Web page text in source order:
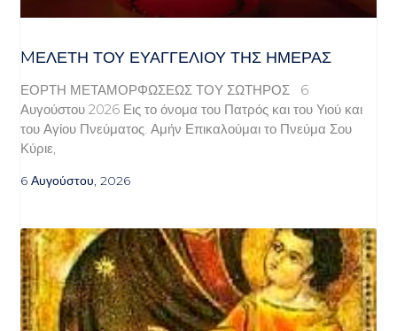
MΕΛΈΤΗ ΤΟΥ ΕΥΑΓΓΕΛΊΟΥ ΤΗΣ ΗΜΈΡΑΣ
ΕΟΡΤΗ ΜΕΤΑΜΟΡΦΩΣΕΩΣ ΤΟΥ ΣΩΤΗΡΟΣ 6
Αυγούστου 2026 Εις το όνομα του Πατρός και του Υιού και
του Αγίου Πνεύματος. Αμήν Επικαλούμαι το Πνεύμα Σου
Κύριε,
6 Αυγούστου, 2026